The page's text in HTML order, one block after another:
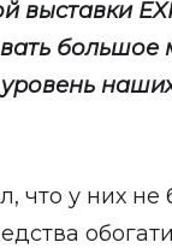
выставки
что у них не